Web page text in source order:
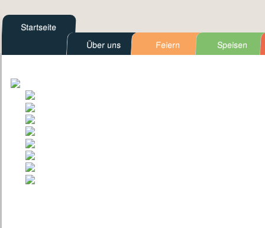
Startseite
Über uns
Feiern Speisen